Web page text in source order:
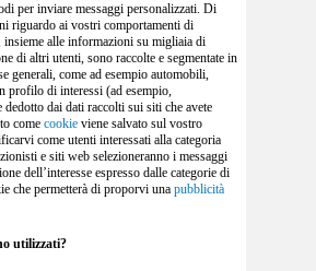
per inviare messaggi personalizzati. Di
riguardo ai vostri comportamenti di
insieme alle informazioni su migliaia di
di altri utenti, sono raccolte e segmentate in
generali, come ad esempio automobili,
profilo di interessi (ad esempio,
dedotto dai dati raccolti sui siti che avete
come cookie viene salvato sul vostro
come utenti interessati alla categoria
e siti web selezioneranno i messaggi
dell’interesse espresso dalle categorie di
che permetterà di proporvi una pubblicità
utilizzati?